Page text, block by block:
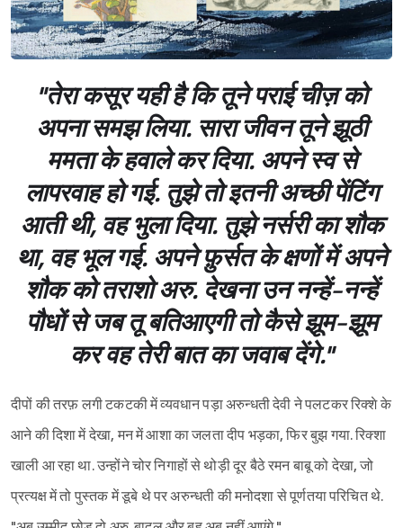
"तेरा कसूर यही है कि तूने पराई चीज़ को
अपना समझ लिया. सारा जीवन तूने झूठी
ममता के हवाले कर दिया. अपने स्व से
लापरवाह हो गई. तुझे तो इतनी अच्छी पेंटिंग
आती थी, वह भुला दिया. तुझे नर्सरी का शौक
था, वह भूल गई. अपने फ़ुर्सत के क्षणों में अपने
शौक को तराशो अरु. देखना उन नन्हें-नन्हें
पौधों से जब तू बतिआएगी तो कैसे झूम-झूम
कर वह तेरी बात का जवाब देंगे."
दीपों की तरफ़ लगी टकटकी में व्यवधान पड़ा अरुन्धती देवी ने पलटकर रिक्शे के
आने की दिशा में देखा, मन में आशा का जलता दीप भड़का, फिर बुझ गया. रिक्शा
खाली आ रहा था. उन्होंने चोर निगाहों से थोड़ी दूर बैठे रमन बाबू को देखा, जो
प्रत्यक्ष में तो पुस्तक में डूबे थे पर अरुन्धती की मनोदशा से पूर्णतया परिचित थे.